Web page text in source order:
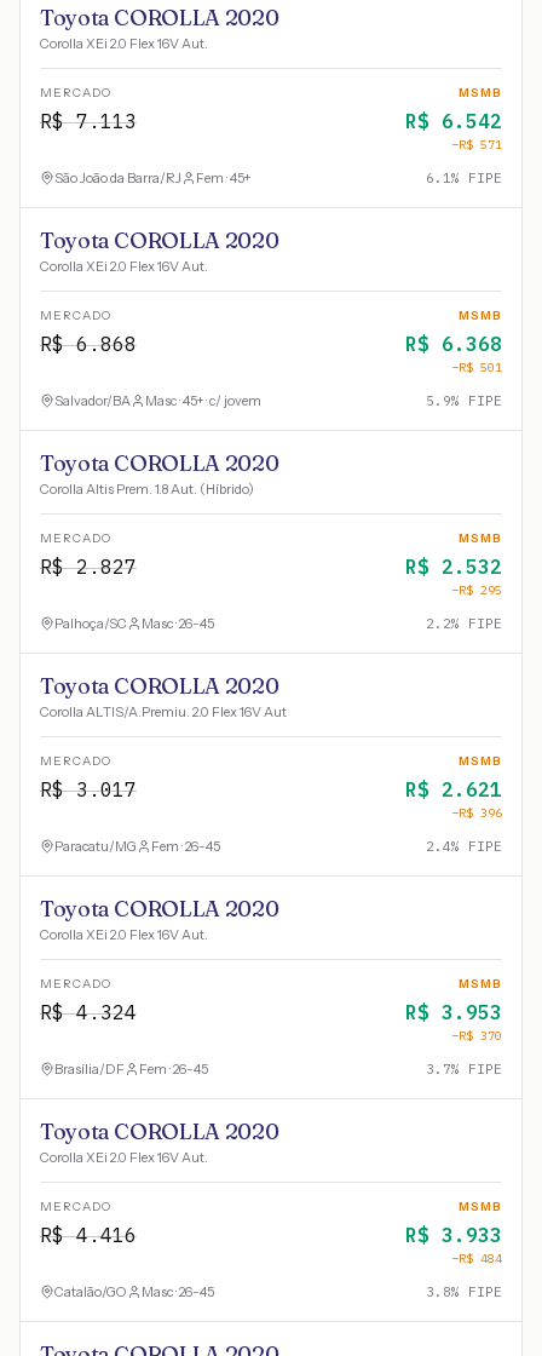
Toyota COROLLA 2020
Corolla XEi 2.0 Flex 16V Aut.
MERCADO
R$7.113
MSMB
R$ 6.542
−R$ 571
São João da Barra/RJ Fem · 45+ 6.1% FIPE
Toyota COROLLA 2020
Corolla XEi 2.0 Flex 16V Aut.
MERCADO
R$6.868
MSMB
R$ 6.368
−R$ 501
Salvador/BA Masc · 45+ · c/ jovem 5.9% FIPE
Toyota COROLLA 2020
Corolla Altis Prem. 1.8 Aut. (Híbrido)
MERCADO
R$2.827
MSMB
R$ 2.532
−R$ 295
Palhoça/SC Masc · 26-45 2.2% FIPE
Toyota COROLLA 2020
Corolla ALTIS/A.Premiu. 2.0 Flex 16V Aut
MERCADO
R$3.017
MSMB
R$ 2.621
−R$ 396
Paracatu/MG Fem · 26-45 2.4% FIPE
Toyota COROLLA 2020
Corolla XEi 2.0 Flex 16V Aut.
MERCADO
R$4.324
MSMB
R$ 3.953
−R$ 370
Brasília/DF Fem · 26-45 3.7% FIPE
Toyota COROLLA 2020
Corolla XEi 2.0 Flex 16V Aut.
MERCADO
R$4.416
MSMB
R$ 3.933
−R$ 484
Catalão/GO Masc · 26-45 3.8% FIPE